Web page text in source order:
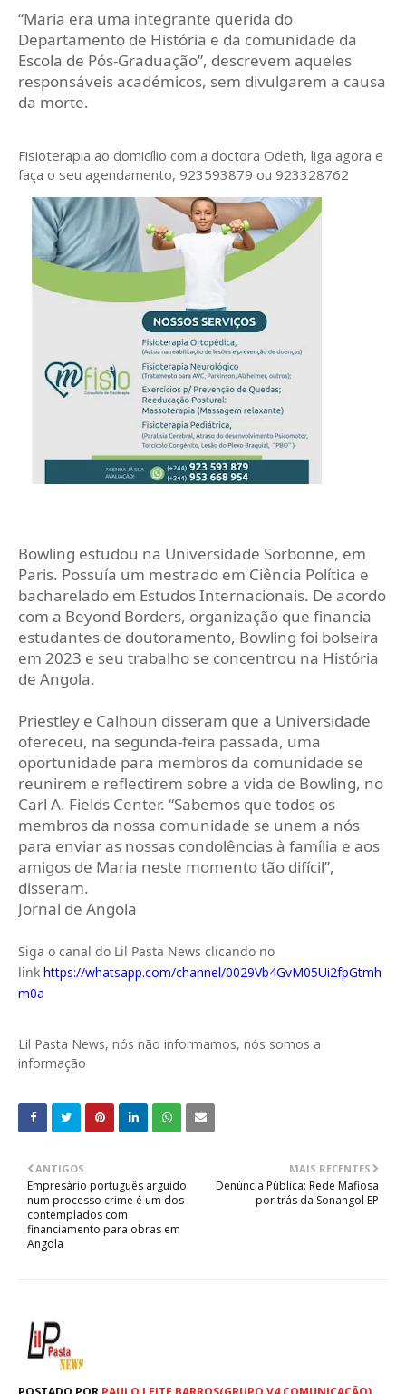
“Maria era uma integrante querida do
Departamento de História e da comunidade da
Escola de Pós-Graduação”, descrevem aqueles
responsáveis académicos, sem divulgarem a causa
da morte.
Fisioterapia ao domicílio com a doctora Odeth, liga agora e
faça o seu agendamento, 923593879 ou 923328762
Bowling estudou na Universidade Sorbonne, em
Paris. Possuía um mestrado em Ciência Política e
bacharelado em Estudos Internacionais. De acordo
com a Beyond Borders, organização que financia
estudantes de doutoramento, Bowling foi bolseira
em 2023 e seu trabalho se concentrou na História
de Angola.
Priestley e Calhoun disseram que a Universidade
ofereceu, na segunda-feira passada, uma
oportunidade para membros da comunidade se
reunirem e reflectirem sobre a vida de Bowling, no
Carl A. Fields Center. “Sabemos que todos os
membros da nossa comunidade se unem a nós
para enviar as nossas condolências à família e aos
amigos de Maria neste momento tão difícil”,
disseram.
Jornal de Angola
Siga o canal do Lil Pasta News clicando no
link https://whatsapp.com/channel/0029Vb4GvM05Ui2fpGtmh
m0a
Lil Pasta News, nós não informamos, nós somos a
informação
MAIS RECENTES
Denúncia Pública: Rede Mafiosa
por trás da Sonangol EP
ANTIGOS
Empresário português arguido
num processo crime é um dos
contemplados com
financiamento para obras em
Angola